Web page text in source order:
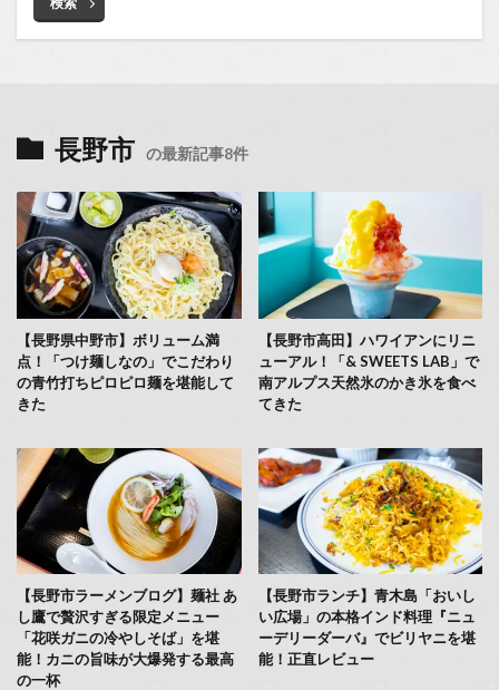
長野市 の最新記事8件
【長野県中野市】ボリューム満
点！「つけ麺しなの」でこだわり
の青竹打ちピロピロ麺を堪能して
きた
【長野市高田】ハワイアンにリニ
ューアル！「& SWEETS LAB」で
南アルプス天然氷のかき氷を食べ
てきた
【長野市ラーメンブログ】麺社 あ
し鷹で贅沢すぎる限定メニュー
「花咲ガニの冷やしそば」を堪
能！カニの旨味が大爆発する最高
の一杯
【長野市ランチ】青木島「おいし
い広場」の本格インド料理『ニュ
ーデリーダーバ』でビリヤニを堪
能！正直レビュー